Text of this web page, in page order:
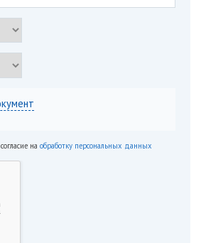
на обработку персональных данных